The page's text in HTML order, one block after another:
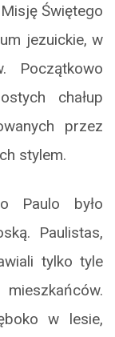
Świętego
jezuickie, w
Początkowo
chałup
przez
stylem.
Paulo było
Paulistas,
tylko tyle
w lesie,